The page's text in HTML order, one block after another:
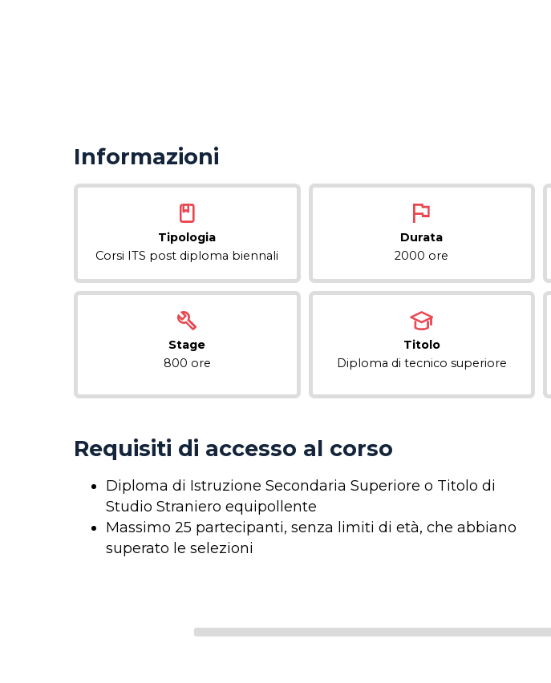
Informazioni
Tipologia
Corsi ITS post diploma biennali
Durata
2000 ore
Stage
800 ore
Titolo
Diploma di tecnico superiore
Requisiti di accesso al corso
Diploma di Istruzione Secondaria Superiore o Titolo di
Studio Straniero equipollente
Massimo 25 partecipanti, senza limiti di età, che abbiano
superato le selezioni